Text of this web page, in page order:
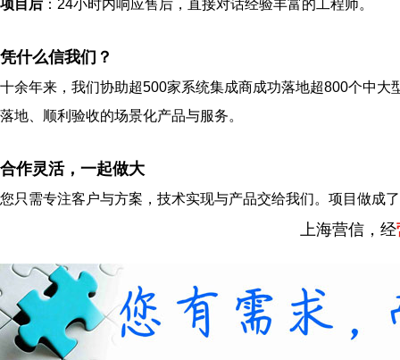
项目后 ：24小时内响应售后，直接对话经验丰富的工程师。
凭什么信我们？
十余年来，我们协助超500家系统集成商成功落地超800个中大
落地、顺利验收的场景化产品与服务。
合作灵活，一起做大
您只需专注客户与方案，技术实现与产品交给我们。项目做成
上海营信，经